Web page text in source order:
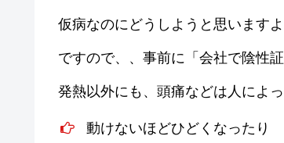
仮病なのにどうしようと思いますよ
ですので、、事前に「会社で陰性
発熱以外にも、頭痛などは人によ
動けないほどひどくなったり